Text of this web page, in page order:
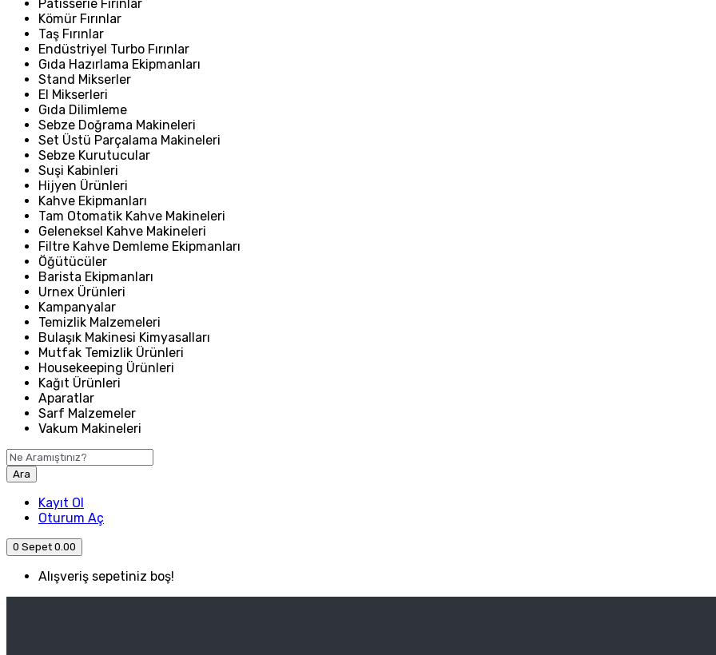
Patisserie Fırınlar
Kömür Fırınlar
Taş Fırınlar
Endüstriyel Turbo Fırınlar
Gıda Hazırlama Ekipmanları
Stand Mikserler
El Mikserleri
Gıda Dilimleme
Sebze Doğrama Makineleri
Set Üstü Parçalama Makineleri
Sebze Kurutucular
Suşi Kabinleri
Hijyen Ürünleri
Kahve Ekipmanları
Tam Otomatik Kahve Makineleri
Geleneksel Kahve Makineleri
Filtre Kahve Demleme Ekipmanları
Öğütücüler
Barista Ekipmanları
Urnex Ürünleri
Kampanyalar
Temizlik Malzemeleri
Bulaşık Makinesi Kimyasalları
Mutfak Temizlik Ürünleri
Housekeeping Ürünleri
Kağıt Ürünleri
Aparatlar
Sarf Malzemeler
Vakum Makineleri
Ara
Kayıt Ol
Oturum Aç
0 Sepet 0.00
Alışveriş sepetiniz boş!